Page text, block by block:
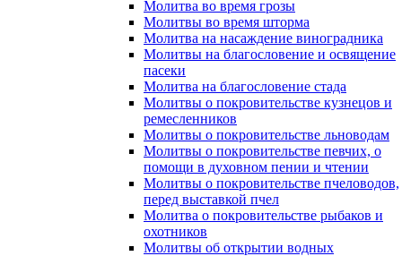
Молитва во время грозы
Молитвы во время шторма
Молитва на насаждение виноградника
Молитвы на благословение и освящение
пасеки
Молитва на благословение стада
Молитвы о покровительстве кузнецов и
ремесленников
Молитвы о покровительстве льноводам
Молитвы о покровительстве певчих, о
помощи в духовном пении и чтении
Молитвы о покровительстве пчеловодов,
перед выставкой пчел
Молитва о покровительстве рыбаков и
охотников
Молитвы об открытии водных